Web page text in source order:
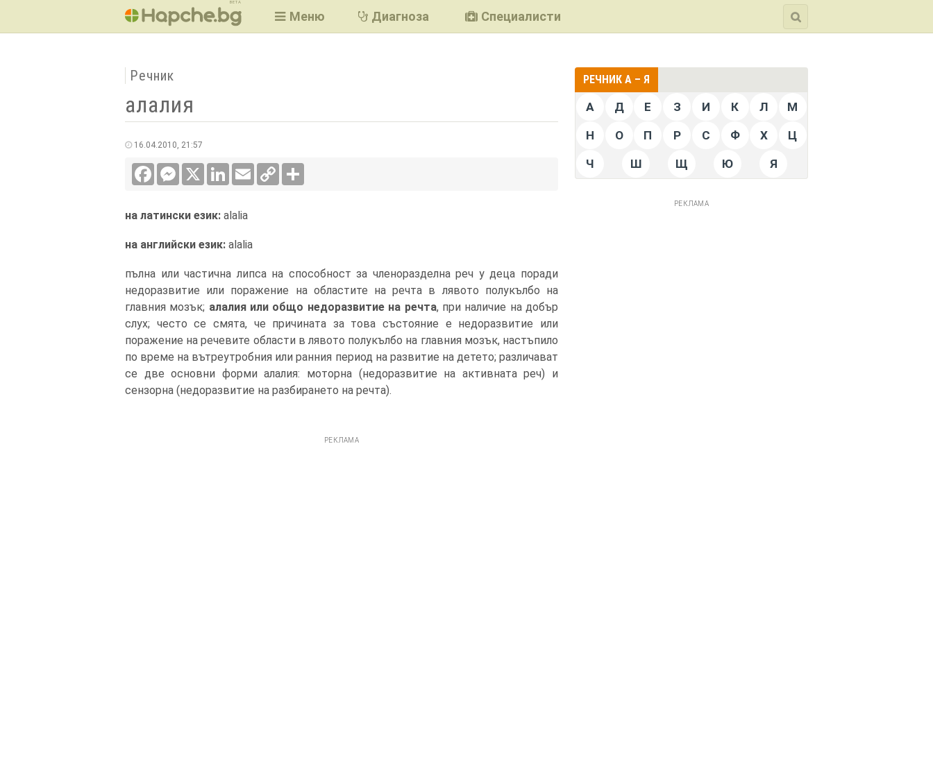
BETA
Меню Диагноза Специалисти
Речник
алалия
16.04.2010, 21:57
FacebookMessenger LinkedInEmail
Copy
Link
на латински език: alalia
на английски език: alalia
пълна или частична липса на способност за членоразделна реч у деца поради
недоразвитие или поражение на областите на речта в лявото полукълбо на
главния мозък; алалияили общо недоразвитие на речта, при наличие на добър
слух; често се смята, че причината за това състояние е недоразвитие или
поражение на речевите области в лявото полукълбо на главния мозък, настъпило
по време на вътреутробния или ранния период на развитие на детето; различават
се две основни форми алалия: моторна (недоразвитие на активната реч) и
сензорна (недоразвитие на разбирането на речта).
РЕКЛАМА
РЕЧНИК А – Я
А Д Е З И К Л М
Н О П Р С Ф Х Ц
Ч Ш Щ Ю Я
РЕКЛАМА